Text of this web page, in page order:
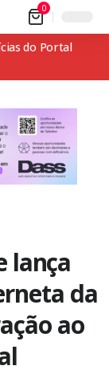
0
do Portal
lança
da
ao